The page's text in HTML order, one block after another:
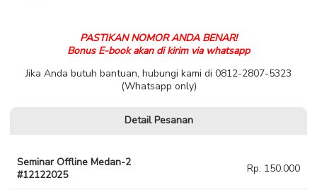
PASTIKAN NOMOR ANDA BENAR!
Bonus E-book akan di kirim via whatsapp
Jika Anda butuh bantuan, hubungi kami di 0812-2807-5323
(Whatsapp only)
Detail Pesanan
Seminar Offline Medan-2
#12122025
Rp. 150.000